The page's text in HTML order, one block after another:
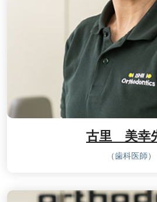
古里 美幸
（歯科医師）